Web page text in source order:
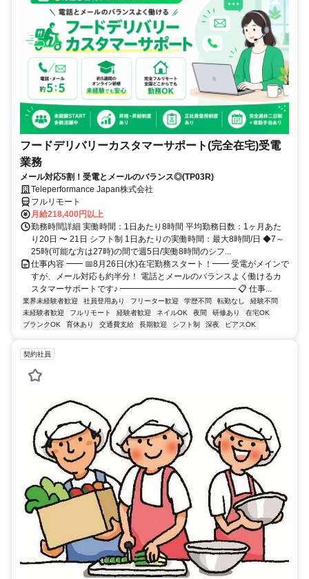
フードデリバリーカスタマーサポート(完全在宅)受電
業務
メール対応5割！受電とメールのバランス◎(TP03R)
Teleperformance Japan株式会社
フルリモート
月給218,400円以上
勤務時間詳細 実働時間：1日あたり8時間 平均勤務日数：1ヶ月あた
り20日 〜 21日 シフト制 1日あたりの実働時間：最大8時間/日 ◆7～
25時(可能な方は27時)の間で週5日/実働8時間のシフ...
仕事内容 ━━ 📅8月26日(水)在宅勤務スタート！━━ 受電がメインで
すが、メール対応も約半分！ 電話とメールのバランスよく働けるカ
スタマーサポートです♪ ━━━━━━━━━━━━━━ 📋 仕事...
業界未経験者歓迎 社員登用あり フリーター歓迎 学歴不問 転勤なし
経験不問
未経験者歓迎
フルリモート 経験者歓迎 ネイルOK 夜間 研修あり
在宅OK
ブランクOK
育休あり 交通費支給 長期歓迎 シフト制 深夜 ピアスOK
契約社員